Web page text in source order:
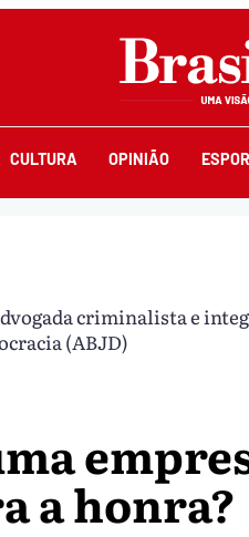
CULTURA OPINIÃO
criminalista e
(ABJD)
a honra?